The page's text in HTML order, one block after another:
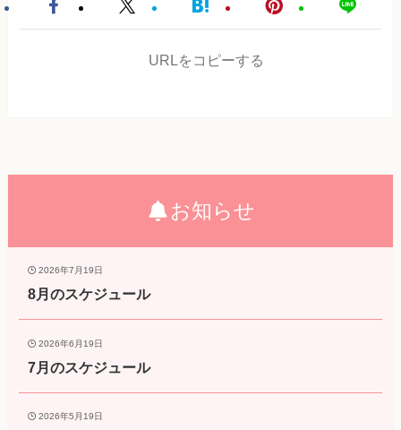
URLをコピーする
お知らせ
2026年7月19日
8月のスケジュール
2026年6月19日
7月のスケジュール
2026年5月19日